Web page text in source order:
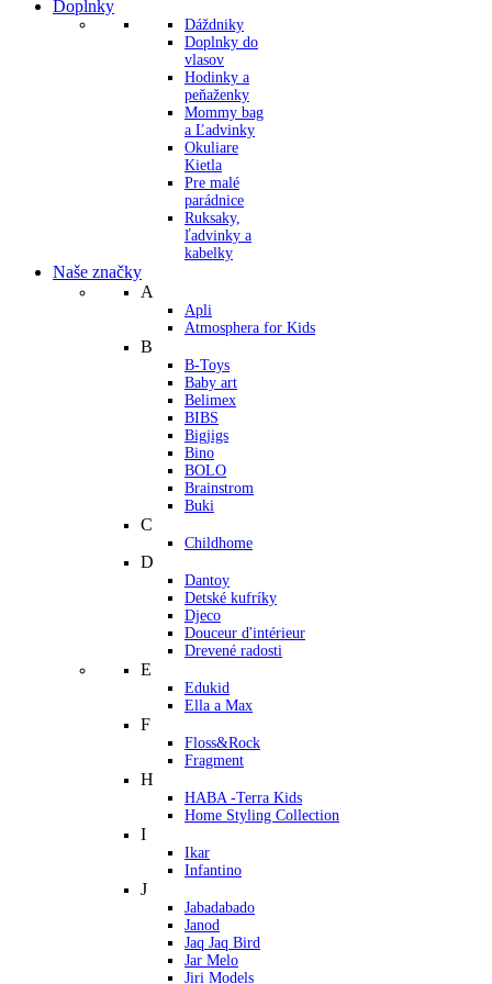
Doplnky
Dáždniky
Doplnky do
vlasov
Hodinky a
peňaženky
Mommy bag
a Ľadvinky
Okuliare
Kietla
Pre malé
parádnice
Ruksaky,
ľadvinky a
kabelky
Naše značky
A
Apli
Atmosphera for Kids
B
B-Toys
Baby art
Belimex
BIBS
Bigjigs
Bino
BOLO
Brainstrom
Buki
C
Childhome
D
Dantoy
Detské kufríky
Djeco
Douceur d'intérieur
Drevené radosti
E
Edukid
Ella a Max
F
Floss&Rock
Fragment
H
HABA -Terra Kids
Home Styling Collection
I
Ikar
Infantino
J
Jabadabado
Janod
Jaq Jaq Bird
Jar Melo
Jiri Models